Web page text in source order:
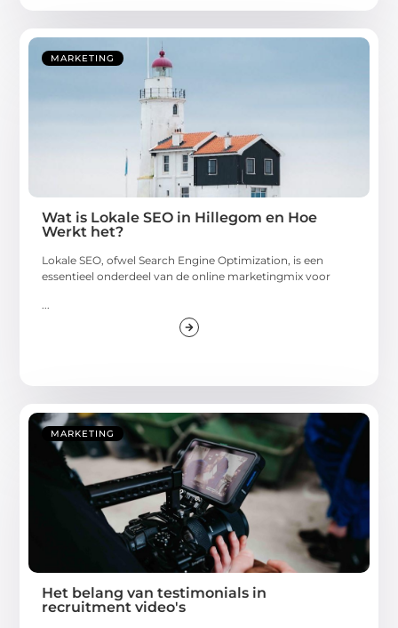
MARKETING
Wat is Lokale SEO in Hillegom en Hoe
Werkt het?
Lokale SEO, ofwel Search Engine Optimization, is een
essentieel onderdeel van de online marketingmix voor
...
MARKETING
Het belang van testimonials in
recruitment video's